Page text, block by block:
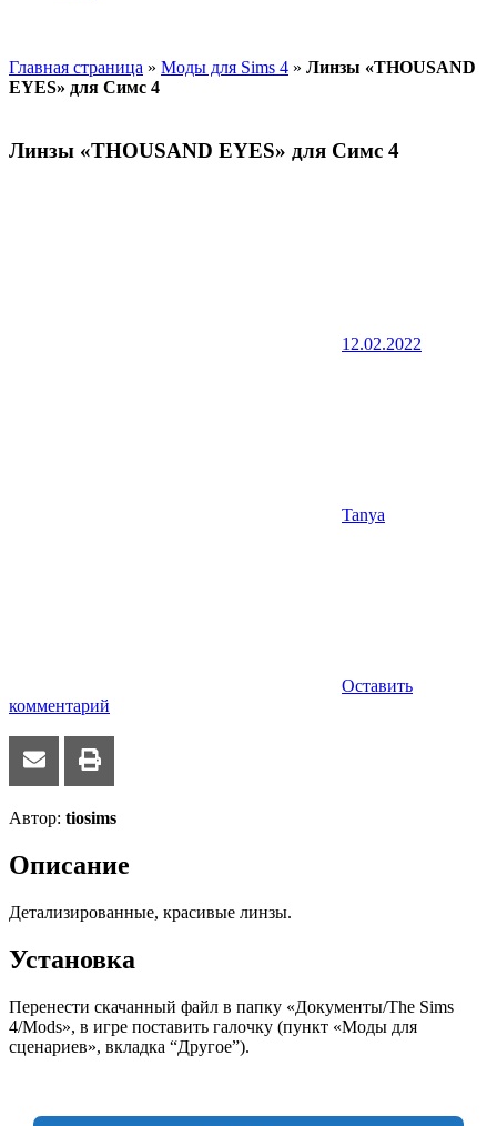
Главная страница » Моды для Sims 4 » Линзы «THOUSAND
EYES» для Симс 4
Линзы «THOUSAND EYES» для Симс 4
12.02.2022
Tanya
Оставить
комментарий
Автор: tiosims
Описание
Детализированные, красивые линзы.
Установка
Перенести скачанный файл в папку «Документы/The Sims
4/Mods», в игре поставить галочку (пункт «Моды для
сценариев», вкладка “Другое”).